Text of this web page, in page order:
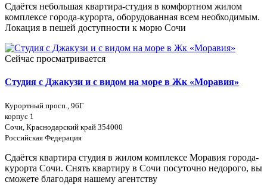
Сдаётся небольшая квартира-студия в комфортном жилом
комплексе города-курорта, оборудованная всем необходимым.
Локация в пешей доступности к морю Сочи
Сейчас просматривается
Студия с Джакузи и с видом на море в Жк «Моравия»
Курортный просп., 96Г
корпус 1
Сочи, Краснодарский край 354000
Российская Федерация
Сдаётся квартира студия в жилом комплексе Моравия города-
курорта Сочи. Снять квартиру в Сочи посуточно недорого, вы
сможете благодаря нашему агентству